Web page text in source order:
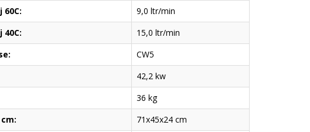
9,0 ltr/min
15,0 ltr/min
CW5
42,2 kw
36 kg
71x45x24 cm